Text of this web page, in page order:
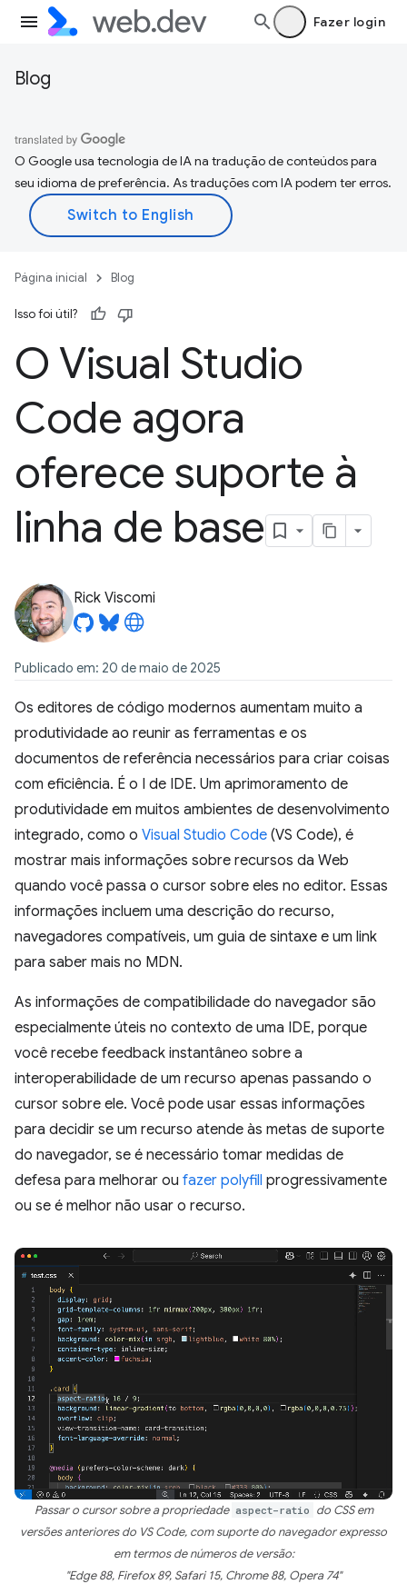
Fazer login
Blog
O Google usa tecnologia de IA na tradução de conteúdos para
seu idioma de preferência. As traduções com IA podem ter erros.
Página inicial Blog
Isso foi útil?
O Visual Studio
Code agora
oferece suporte à
linha de base
Rick Viscomi
Publicado em: 20 de maio de 2025
Os editores de código modernos aumentam muito a
produtividade ao reunir as ferramentas e os
documentos de referência necessários para criar coisas
com eficiência. É o I de IDE. Um aprimoramento de
produtividade em muitos ambientes de desenvolvimento
integrado, como o Visual Studio Code (VS Code), é
mostrar mais informações sobre recursos da Web
quando você passa o cursor sobre eles no editor. Essas
informações incluem uma descrição do recurso,
navegadores compatíveis, um guia de sintaxe e um link
para saber mais no MDN.
As informações de compatibilidade do navegador são
especialmente úteis no contexto de uma IDE, porque
você recebe feedback instantâneo sobre a
interoperabilidade de um recurso apenas passando o
cursor sobre ele. Você pode usar essas informações
para decidir se um recurso atende às metas de suporte
do navegador, se é necessário tomar medidas de
defesa para melhorar ou fazer polyfill progressivamente
ou se é melhor não usar o recurso.
Passar o cursor sobre a propriedade aspect-ratio do CSS em
versões anteriores do VS Code, com suporte do navegador expresso
em termos de números de versão:
"Edge 88, Firefox 89, Safari 15, Chrome 88, Opera 74"